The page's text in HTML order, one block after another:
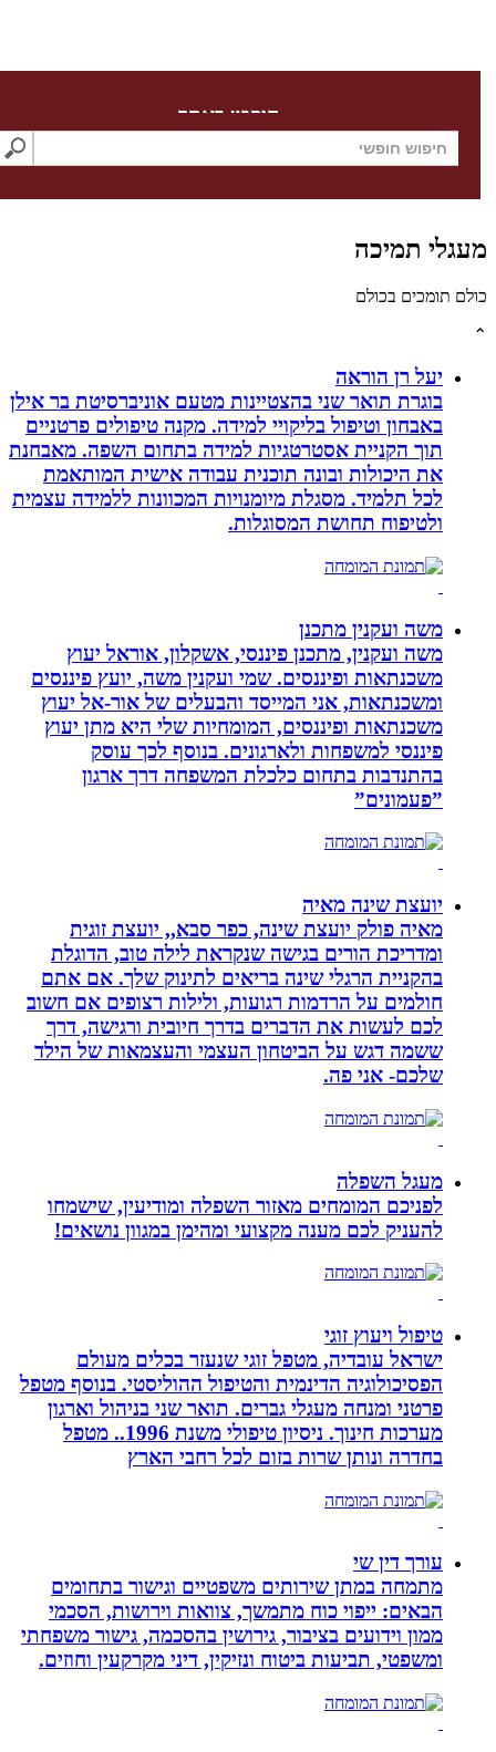
חיפוש באתר
תמיכה
בכולם
יעל רן הוראה
בוגרת תואר שני בהצטיינות מטעם אוניברסיטת בר אילן
באבחון וטיפול בליקויי למידה. מקנה טיפולים פרטניים
תוך הקניית אסטרטגיות למידה בתחום השפה. מאבחנת
את היכולות ובונה תוכנית עבודה אישית המותאמת
לכל תלמיד. מסגלת מיומנויות המכוונות ללמידה עצמית
ולטיפוח תחושת המסוגלות.
משה ועקנין מתכנן
משה ועקנין, מתכנן פיננסי, אשקלון, אוראל יעוץ
משכנתאות ופיננסים. שמי ועקנין משה, יועץ פיננסים
ומשכנתאות, אני המייסד והבעלים של אור-אל יעוץ
משכנתאות ופיננסים, המומחיות שלי היא מתן יעוץ
פיננסי למשפחות ולארגונים. בנוסף לכך עוסק
בהתנדבות בתחום כלכלת המשפחה דרך ארגון
”פעמונים”
יועצת שינה מאיה
מאיה פולק יועצת שינה, כפר סבא,, יועצת זוגית
ומדריכת הורים בגישה שנקראת לילה טוב, הדוגלת
בהקניית הרגלי שינה בריאים לתינוק שלך. אם אתם
חולמים על הרדמות רגועות, ולילות רצופים אם חשוב
לכם לעשות את הדברים בדרך חיובית ורגישה, דרך
ששמה דגש על הביטחון העצמי והעצמאות של הילד
שלכם- אני פה.
מעגל השפלה
לפניכם המומחים מאזור השפלה ומודיעין, שישמחו
להעניק לכם מענה מקצועי ומהימן במגוון נושאים!
טיפול ויעוץ זוגי
ישראל עובדיה, מטפל זוגי שנעזר בכלים מעולם
הפסיכולוגיה הדינמית והטיפול ההוליסטי. בנוסף מטפל
פרטני ומנחה מעגלי גברים. תואר שני בניהול וארגון
מערכות חינוך. ניסיון טיפולי משנת 1996.. מטפל
בחדרה ונותן שרות בזום לכל רחבי הארץ
עורך דין שי
מתמחה במתן שירותים משפטיים וגישור בתחומים
הבאים: ייפוי כוח מתמשך, צוואות וירושות, הסכמי
ממון וידועים בציבור, גירושין בהסכמה, גישור משפחתי
ומשפטי, תביעות ביטוח ונזיקין, דיני מקרקעין וחוזים.